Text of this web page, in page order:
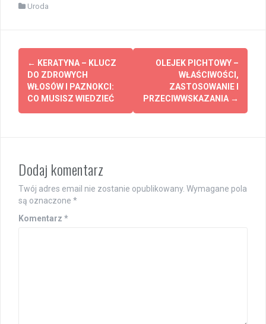
Uroda
Post
navigation
← KERATYNA – KLUCZ
DO ZDROWYCH
WŁOSÓW I PAZNOKCI:
CO MUSISZ WIEDZIEĆ
OLEJEK PICHTOWY –
WŁAŚCIWOŚCI,
ZASTOSOWANIE I
PRZECIWWSKAZANIA →
Dodaj komentarz
Twój adres email nie zostanie opublikowany. Wymagane pola
są oznaczone *
Komentarz *